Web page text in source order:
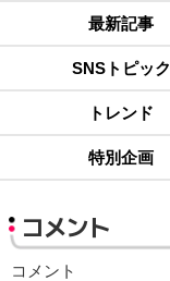
最新記事
SNSトピック
トレンド
特別企画
コメント
コメント